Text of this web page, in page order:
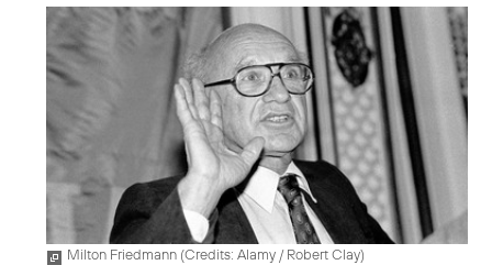
Milton Friedmann (Credits: Alamy / Robert Clay)